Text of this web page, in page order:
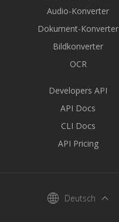
Audio-Konverter
Dokument-Konverter
Bildkonverter
OCR
Developers API
API Docs
CLI Docs
API Pricing
Deutsch